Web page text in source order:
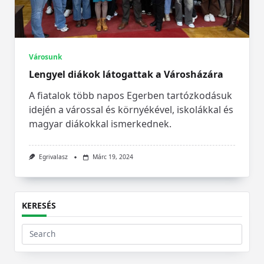
Városunk
Lengyel diákok látogattak a Városházára
A fiatalok több napos Egerben tartózkodásuk
idején a várossal és környékével, iskolákkal és
magyar diákokkal ismerkednek.
Egrivalasz Márc 19, 2024
KERESÉS
Search
for: